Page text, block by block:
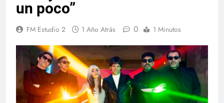
un poco”
FM Estudio 2 1 Año Atrás 0 1 Minutos